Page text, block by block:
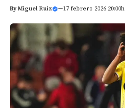
ByMiguel Ruiz —17 febrero 2026 20:00h